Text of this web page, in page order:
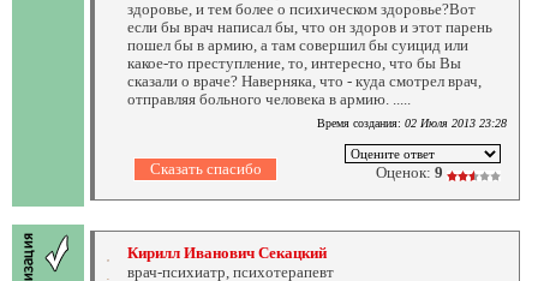
здоровье, и тем более о психическом здоровье?Вот
если бы врач написал бы, что он здоров и этот парень
пошел бы в армию, а там совершил бы суицид или
какое-то преступление, то, интересно, что бы Вы
сказали о враче? Наверняка, что - куда смотрел врач,
отправляя больного человека в армию. .....
Время создания: 02 Июля 2013 23:28
Оценок: 9
Кирилл Иванович Секацкий
врач-психиатр, психотерапевт